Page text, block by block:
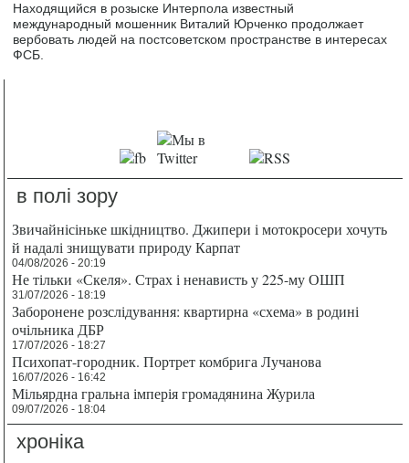
Находящийся в розыске Интерпола известный
международный мошенник Виталий Юрченко продолжает
вербовать людей на постсоветском пространстве в интересах
ФСБ.
в полі зору
Звичайнісіньке шкідництво. Джипери і мотокросери хочуть
й надалі знищувати природу Карпат
04/08/2026 - 20:19
Не тільки «Скеля». Страх і ненависть у 225-му ОШП
31/07/2026 - 18:19
Заборонене розслідування: квартирна «схема» в родині
очільника ДБР
17/07/2026 - 18:27
Психопат-городник. Портрет комбрига Лучанова
16/07/2026 - 16:42
Мільярдна гральна імперія громадянина Журила
09/07/2026 - 18:04
хроніка